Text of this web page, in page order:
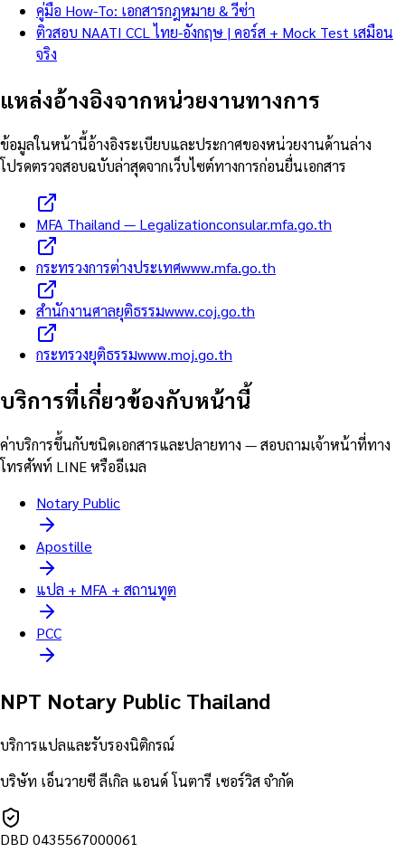
คู่มือ How-To: เอกสารกฎหมาย & วีซ่า
ติวสอบ NAATI CCL ไทย-อังกฤษ | คอร์ส + Mock Test เสมือน
จริง
แหล่งอ้างอิงจากหน่วยงานทางการ
ข้อมูลในหน้านี้อ้างอิงระเบียบและประกาศของหน่วยงานด้านล่าง
โปรดตรวจสอบฉบับล่าสุดจากเว็บไซต์ทางการก่อนยื่นเอกสาร
MFA Thailand — Legalizationconsular.mfa.go.th
กระทรวงการต่างประเทศwww.mfa.go.th
สำนักงานศาลยุติธรรมwww.coj.go.th
กระทรวงยุติธรรมwww.moj.go.th
บริการที่เกี่ยวข้องกับหน้านี้
ค่าบริการขึ้นกับชนิดเอกสารและปลายทาง — สอบถามเจ้าหน้าที่ทาง
โทรศัพท์ LINE หรืออีเมล
Notary Public
Apostille
แปล + MFA + สถานทูต
PCC
NPT Notary Public Thailand
บริการแปลและรับรองนิติกรณ์
บริษัท เอ็นวายซี ลีเกิล แอนด์ โนตารี เซอร์วิส จำกัด
DBD 0435567000061